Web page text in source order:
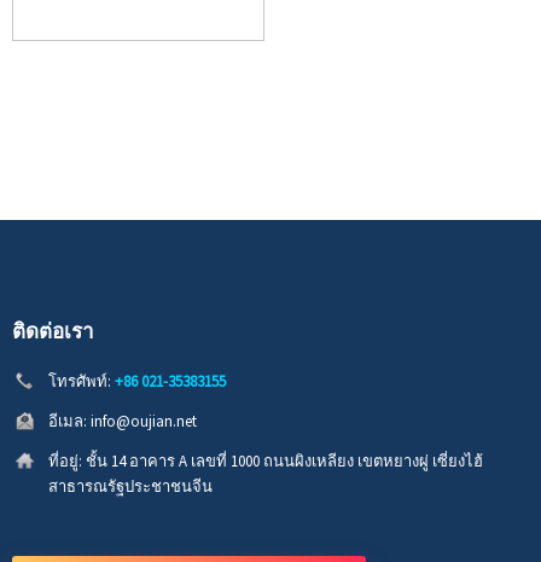
ติดต่อเรา
โทรศัพท์: +86 021-35383155
อีเมล: info@oujian.net
ที่อยู่: ชั้น 14 อาคาร A เลขที่ 1000 ถนนผิงเหลียง เขตหยางผู่ เซี่ยงไฮ้
สาธารณรัฐประชาชนจีน